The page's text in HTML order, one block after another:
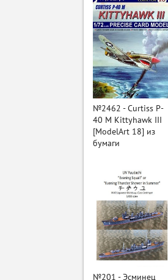
№2462 - Curtiss P-
40 M Kittyhawk III
[ModelArt 18] из
бумаги
№201 - Эсминец